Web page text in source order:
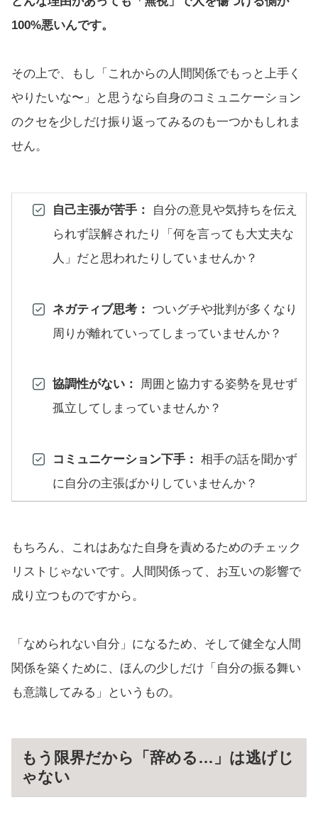
100%悪いんです。
その上で、もし「これからの人間関係でもっと上手く
やりたいな〜」と思うなら自身のコミュニケーション
のクセを少しだけ振り返ってみるのも一つかもしれま
せん。
自己主張が苦手：
自分の意見や気持ちを伝え
られず誤解されたり「何を言っても大丈夫な
人」だと思われたりしていませんか？
ネガティブ思考： ついグチや批判が多くなり
周りが離れていってしまっていませんか？
協調性がない：
周囲と協力する姿勢を見せず
孤立してしまっていませんか？
コミュニケーション下手： 相手の話を聞かず
に自分の主張ばかりしていませんか？
もちろん、これはあなた自身を責めるためのチェック
リストじゃないです。人間関係って、お互いの影響で
成り立つものですから。
「なめられない自分」になるため、そして健全な人間
関係を築くために、ほんの少しだけ「自分の振る舞い
も意識してみる」というもの。
もう限界だから「辞める…」は逃げじ
ゃない